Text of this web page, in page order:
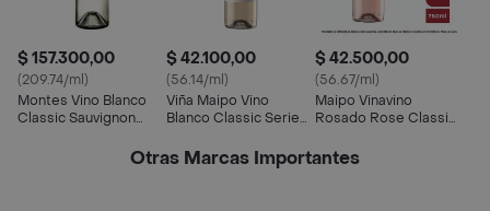
$ 157.300,00
(209.74/ml)
Montes Vino Blanco
Classic Sauvignon
$ 42.100,00
(56.14/ml)
Viña Maipo Vino
Blanco Classic Series
$ 42.500,00
(56.67/ml)
Maipo Vinavino
Rosado Rose Classic
Otras Marcas Importantes